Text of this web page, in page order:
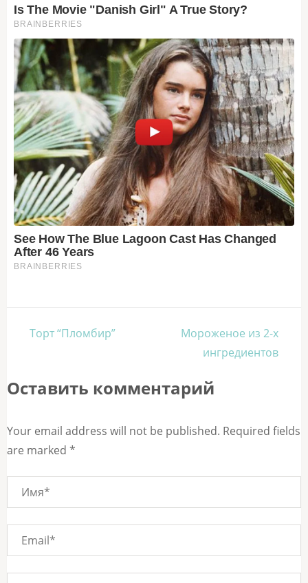
Навигация
Торт “Пломбир”
Мороженое из 2-х
ингредиентов
Оставить комментарий
Your email address will not be published. Required fields
are marked *